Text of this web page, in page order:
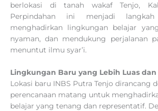
berlokasi di tanah wakaf Tenjo,
Perpindahan ini menjadi
menghadirkan lingkungan belajar
nyaman, dan mendukung perjalanan
menuntut ilmu syar’i.
Lingkungan Baru yang Lebih Luas dan
Lokasi baru INBS Putra Tenjo dirancang
perencanaan matang untuk
belajar yang tenang dan representatif.